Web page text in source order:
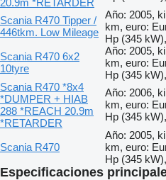
Scania R470 Tipper /
446tkm. Low Mileage
Año: 2005,
km, euro:
Hp (345
Scania R470 6x2
10tyre
Año: 2005,
km, euro:
Hp (345
Scania R470 *8x4
*DUMPER + HIAB
288 *REACH 20.9m
*RETARDER
Año: 2006,
km, euro:
Hp (345
Scania R470
Año: 2005,
km, euro:
Hp (345
Especificaciones